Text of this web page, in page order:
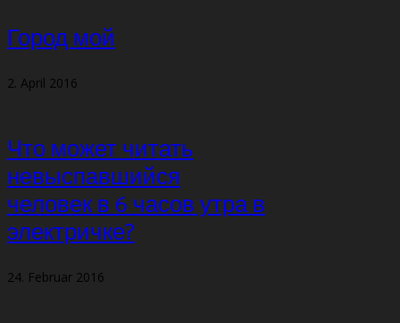
Город мой
2. April 2016
Что может читать
невыспавшийся
человек в 6 часов утра в
электричке?
24. Februar 2016